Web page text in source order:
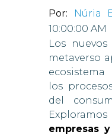
Por: Núria
10:00:00 AM
Los nuevos
metaverso
los
del
Exploramos
empresas